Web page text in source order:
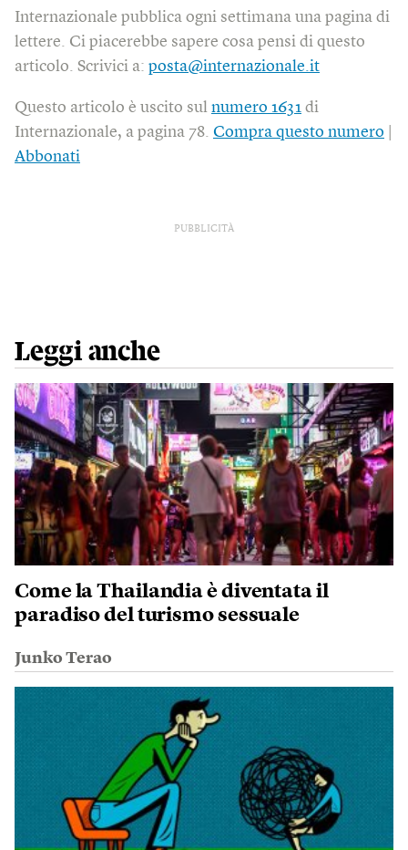
Internazionale pubblica ogni settimana una pagina di
lettere. Ci piacerebbe sapere cosa pensi di questo
articolo. Scrivici a: posta@internazionale.it
Questo articolo è uscito sul numero 1631 di
Internazionale, a pagina 78. Compra questo numero
Abbonati
PUBBLICITÀ
Leggi anche
Come la Thailandia è diventata il
paradiso del turismo sessuale
Junko Terao